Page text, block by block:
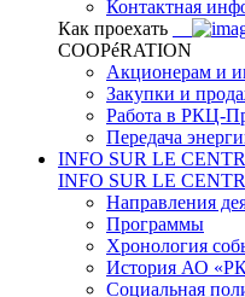
Контактная
Как проехать
COOPéRATION
Акционерам и
Закупки и
Работа в РКЦ-
Передача
INFO SUR LE
INFO SUR LE
Направления
Программы
Хронология
История АО
Социальная